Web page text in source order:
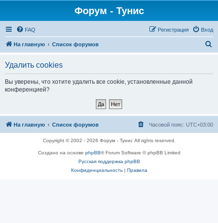
Форум - Тунис
FAQ Вход
Регистрация
На главную Список форумов
Удалить cookies
Вы уверены, что хотите удалить все cookie, установленные данной
конференцией?
На главную Список форумов Часовой пояс: UTC+03:00
Copyright © 2002 - 2026 Форум - Тунис All rights reserved.
Создано на основе phpBB® Forum Software © phpBB Limited
Русская поддержка phpBB
Конфиденциальность| Правила